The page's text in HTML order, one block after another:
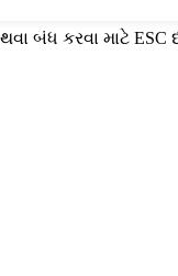
બંધ કરવા માટે ESC